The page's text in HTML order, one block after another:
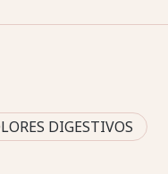
DIGESTIVOS